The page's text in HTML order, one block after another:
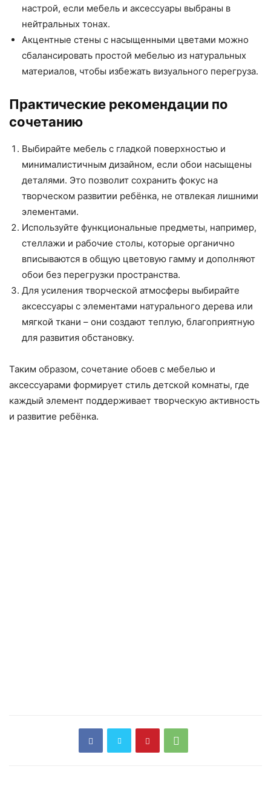
настрой, если мебель и аксессуары выбраны в
нейтральных тонах.
Акцентные стены с насыщенными цветами можно
сбалансировать простой мебелью из натуральных
материалов, чтобы избежать визуального перегруза.
Практические рекомендации по
сочетанию
Выбирайте мебель с гладкой поверхностью и
минималистичным дизайном, если обои насыщены
деталями. Это позволит сохранить фокус на
творческом развитии ребёнка, не отвлекая лишними
элементами.
Используйте функциональные предметы, например,
стеллажи и рабочие столы, которые органично
вписываются в общую цветовую гамму и дополняют
обои без перегрузки пространства.
Для усиления творческой атмосферы выбирайте
аксессуары с элементами натурального дерева или
мягкой ткани – они создают теплую, благоприятную
для развития обстановку.
Таким образом, сочетание обоев с мебелью и
аксессуарами формирует стиль детской комнаты, где
каждый элемент поддерживает творческую активность
и развитие ребёнка.